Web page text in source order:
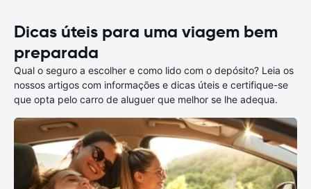
Dicas úteis para uma viagem bem
preparada
Qual o seguro a escolher e como lido com o depósito? Leia os
nossos artigos com informações e dicas úteis e certifique-se
que opta pelo carro de aluguer que melhor se lhe adequa.